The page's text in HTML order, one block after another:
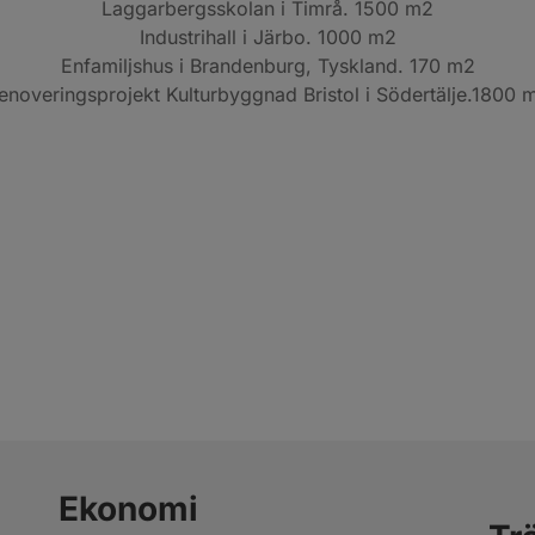
Laggarbergsskolan i Timrå. 1500 m2
Industrihall i Järbo. 1000 m2
Enfamiljshus i Brandenburg, Tyskland. 170 m2
Kulturbyggnad Bristol i Södertälje.1800
Ekonomi